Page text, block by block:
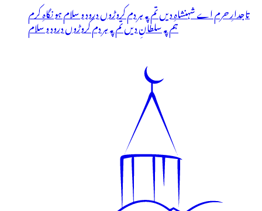
تاجدارِ حرم اے شہنشاہِ دیں تم پہ ہر دم کروڑوں درود و سلام ہو نگاہِ کرم
ہم پہ سلطانِ دیں تم پہ ہر دم کروڑوں درود و سلام